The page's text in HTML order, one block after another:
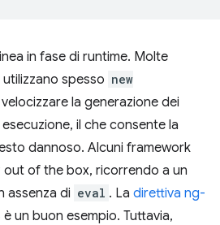
in fase di runtime. Molte
spesso new
la generazione dei
il che consente la
dannoso. Alcuni framework
out of the box, ricorrendo a un
assenza di eval . La direttiva ng-
è un buon esempio. Tuttavia,